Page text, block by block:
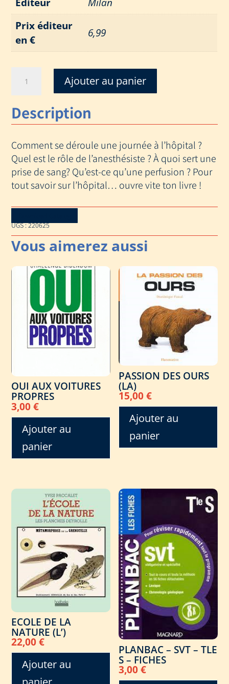
Prix éditeur
en €
6,99
HOPITAL
(L')
MES
DOCS
Ajouter au panier
Description
Comment se déroule une journée à l’hôpital ?
Quel est le rôle de l’anesthésiste ? À quoi sert une
prise de sang? Qu’est-ce qu’une perfusion ? Pour
tout savoir sur l’hôpital… ouvre vite ton livre !
UGS :220625
OUI AUX VOITURES
PROPRES
3,00€
Ajouter au
panier
PASSION DES OURS
(LA)
15,00€
Ajouter au
panier
ECOLE DE LA
NATURE (L’)
22,00€
Ajouter au
PLANBAC – SVT – TLE
S – FICHES
3,00€